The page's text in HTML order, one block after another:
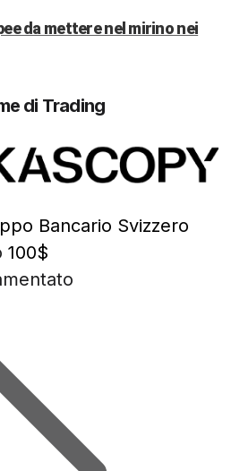
da mettere nel mirino nei
di Trading
Bancario Svizzero
100$